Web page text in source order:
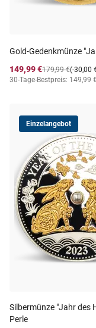
Gold-Gedenkmünze
149,99 €
(-30,00
179,99 €
30-Tage-Bestpreis: 149,99 €
Einzelangebot
Silbermünze "Jahr des
Perle